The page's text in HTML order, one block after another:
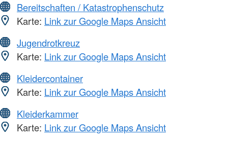
Bereitschaften / Katastrophenschutz
Karte: Link zur Google Maps Ansicht
Jugendrotkreuz
Karte: Link zur Google Maps Ansicht
Kleidercontainer
Karte: Link zur Google Maps Ansicht
Kleiderkammer
Karte: Link zur Google Maps Ansicht